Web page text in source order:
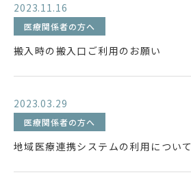
2023.11.16
医療関係者の方へ
搬入時の搬入口ご利用のお願い
2023.03.29
医療関係者の方へ
地域医療連携システムの利用について